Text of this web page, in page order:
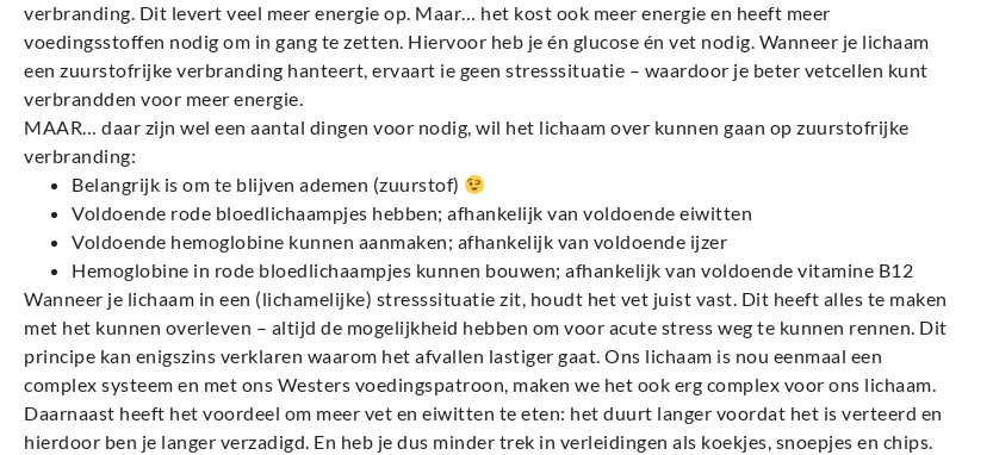
verbranding. Dit levert veel meer energie op. Maar… het kost ook meer energie en heeft meer
voedingsstoffen nodig om in gang te zetten. Hiervoor heb je én glucose én vet nodig. Wanneer je lichaam
een zuurstofrijke verbranding hanteert, ervaart ie geen stresssituatie – waardoor je beter vetcellen kunt
verbrandden voor meer energie.
MAAR… daar zijn wel een aantal dingen voor nodig, wil het lichaam over kunnen gaan op zuurstofrijke
verbranding:
Belangrijk is om te blijven ademen (zuurstof)
Voldoende rode bloedlichaampjes hebben; afhankelijk van voldoende eiwitten
Voldoende hemoglobine kunnen aanmaken; afhankelijk van voldoende ijzer
Hemoglobine in rode bloedlichaampjes kunnen bouwen; afhankelijk van voldoende vitamine B12
Wanneer je lichaam in een (lichamelijke) stresssituatie zit, houdt het vet juist vast. Dit heeft alles te maken
met het kunnen overleven – altijd de mogelijkheid hebben om voor acute stress weg te kunnen rennen. Dit
principe kan enigszins verklaren waarom het afvallen lastiger gaat. Ons lichaam is nou eenmaal een
complex systeem en met ons Westers voedingspatroon, maken we het ook erg complex voor ons lichaam.
Daarnaast heeft het voordeel om meer vet en eiwitten te eten: het duurt langer voordat het is verteerd en
hierdoor ben je langer verzadigd. En heb je dus minder trek in verleidingen als koekjes, snoepjes en chips.